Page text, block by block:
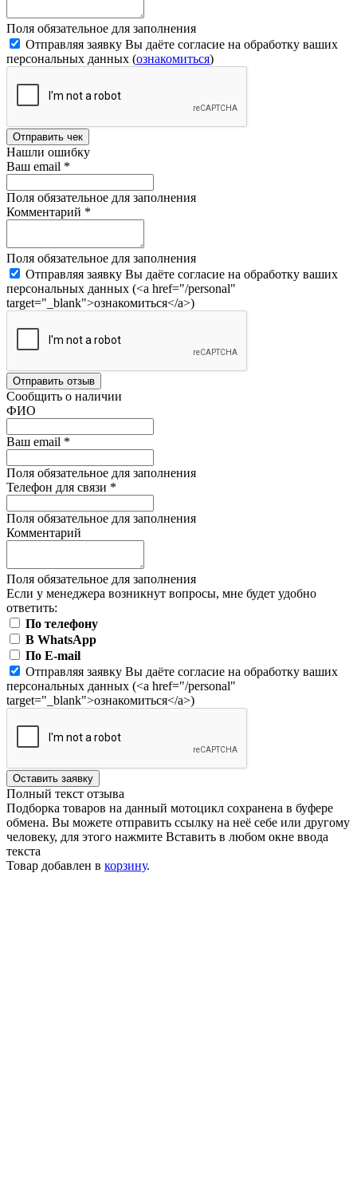
Поля обязательное для заполнения
Отправляя заявку Вы даёте согласие на обработку ваших
персональных данных (ознакомиться)
Отправить чек
Нашли ошибку
Ваш email *
Поля обязательное для заполнения
Комментарий *
Поля обязательное для заполнения
Отправляя заявку Вы даёте согласие на обработку ваших
персональных данных (<a href="/personal"
target="_blank">ознакомиться</a>)
Отправить отзыв
Сообщить о наличии
ФИО
Ваш email *
Поля обязательное для заполнения
Телефон для связи *
Поля обязательное для заполнения
Комментарий
Поля обязательное для заполнения
Если у менеджера возникнут вопросы, мне будет удобно
ответить:
По телефону
В WhatsApp
По E-mail
Отправляя заявку Вы даёте согласие на обработку ваших
персональных данных (<a href="/personal"
target="_blank">ознакомиться</a>)
Оставить заявку
Полный текст отзыва
Подборка товаров на данный мотоцикл сохранена в буфере
обмена. Вы можете отправить ссылку на неё себе или другому
человеку, для этого нажмите Вставить в любом окне ввода
текста
Товар добавлен в корзину.